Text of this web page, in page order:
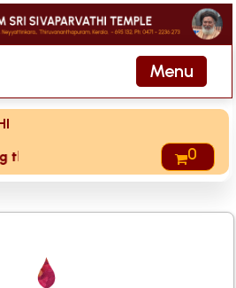
Menu
login to site then choose 'My
0